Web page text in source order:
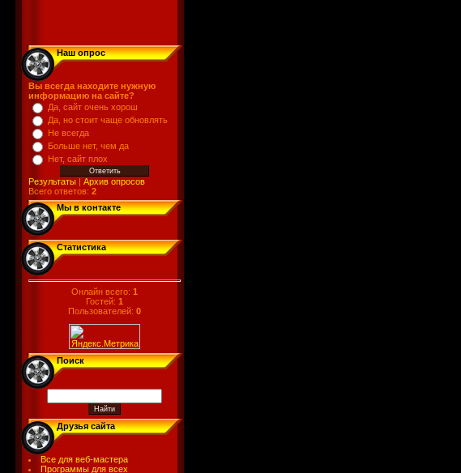
Наш опрос
Вы всегда находите нужную
информацию на сайте?
Да, сайт очень хорош
Да, но стоит чаще обновлять
Не всегда
Больше нет, чем да
Нет, сайт плох
Результаты | Архив опросов
Всего ответов: 2
Мы в контакте
Статистика
Онлайн всего: 1
Гостей: 1
Пользователей: 0
Поиск
Друзья сайта
Все для веб-мастера
Программы для всех